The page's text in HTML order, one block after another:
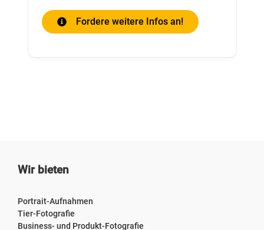
Fordere weitere Infos an!
Wir bieten
Portrait-Aufnahmen
Tier-Fotografie
Business- und Produkt-Fotografie